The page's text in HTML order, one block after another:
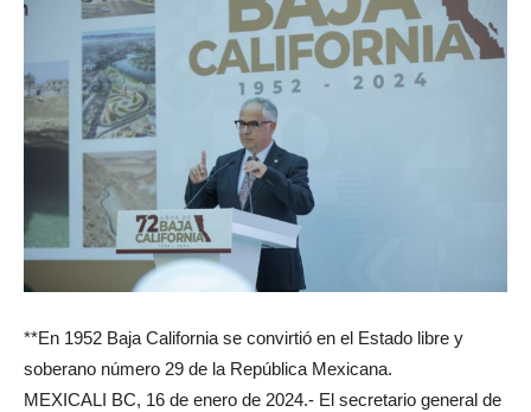
**En 1952 Baja California se convirtió en el Estado libre y
soberano número 29 de la República Mexicana.
MEXICALI BC, 16 de enero de 2024.- El secretario general de